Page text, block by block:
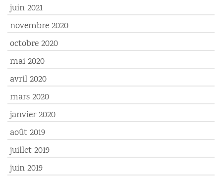
juin 2021
novembre 2020
octobre 2020
mai 2020
avril 2020
mars 2020
janvier 2020
août 2019
juillet 2019
juin 2019